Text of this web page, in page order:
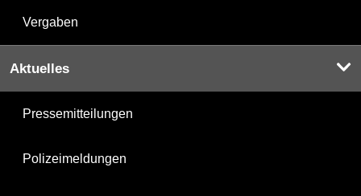
Vergaben
Aktuelles
Pressemitteilungen
Polizeimeldungen